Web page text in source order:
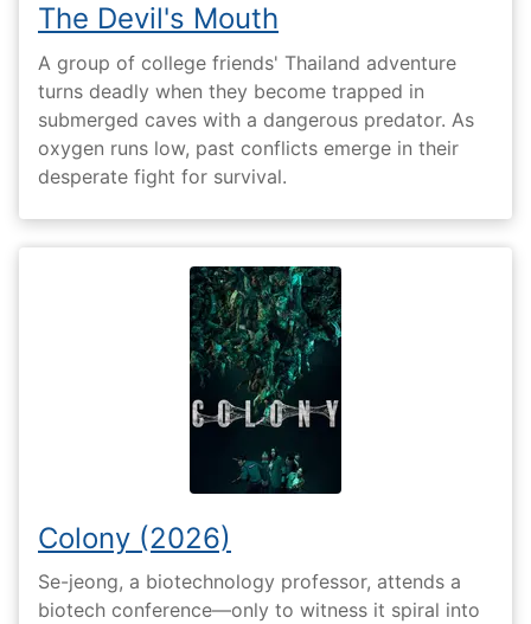
The Devil's Mouth
A group of college friends' Thailand adventure
turns deadly when they become trapped in
submerged caves with a dangerous predator. As
oxygen runs low, past conflicts emerge in their
desperate fight for survival.
Colony (2026)
Se-jeong, a biotechnology professor, attends a
biotech conference—only to witness it spiral into